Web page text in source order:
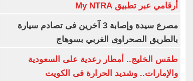
أرقامي عبر تطبيق My NTRA
مصرع سيدة وإصابة 3 آخرين فى تصادم سيارة
بالطريق الصحراوى الغربي بسوهاج
طقس الخليج.. أمطار رعدية على السعودية
والإمارات.. وشديد الحرارة فى الكويت